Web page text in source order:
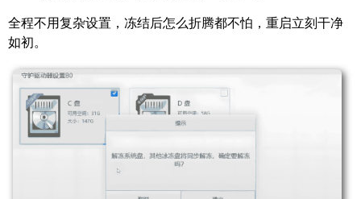
全程不用复杂设置，冻结后怎么折腾都不怕，重启立刻干净
如初。